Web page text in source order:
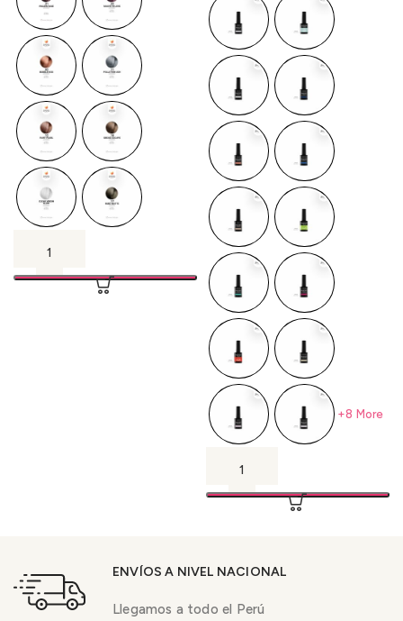
+8 More
ENVÍOS A NIVEL NACIONAL
Llegamos a todo el Perú